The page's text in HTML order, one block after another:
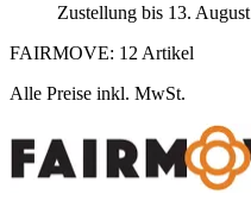
Zustellung bis 13. August
FAIRMOVE: 12 Artikel
Alle Preise inkl. MwSt.